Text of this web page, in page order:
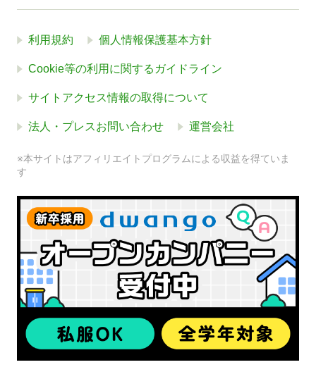
利用規約 個人情報保護基本方針
Cookie等の利用に関するガイドライン
サイトアクセス情報の取得について
法人・プレスお問い合わせ 運営会社
※本サイトはアフィリエイトプログラムによる収益を得ていま
す